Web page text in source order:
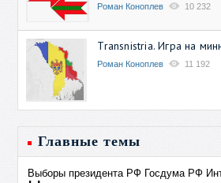
Роман Коноплев 10 232
Transnistria. Игра на
Роман Коноплев 11 192
Главные темы
Выборы президента РФ Госдума РФ